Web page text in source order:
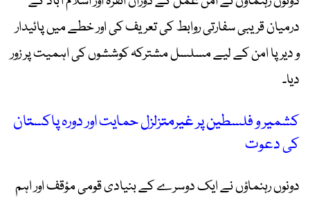
درمیان قریبی سفارتی روابط کی تعریف کی اور خطے میں پائیدار
و دیرپا امن کے لیے مسلسل مشترکہ کوششوں کی اہمیت پر زور
دیا۔
کشمیر و فلسطین پر غیرمتزلزل حمایت اور دورہ پاکستان
کی دعوت
دونوں رہنماؤں نے ایک دوسرے کے بنیادی قومی مؤقف اور اہم